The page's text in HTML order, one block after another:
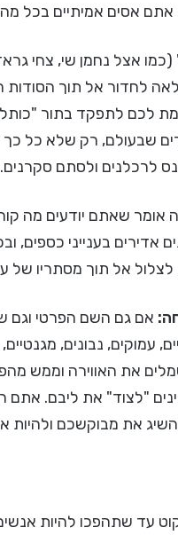
אסים אמיתיים בכל מה
אצל נחמן שי, צחי גראד
לחדור אל תוך
לכם לתפקד בתור
שבעולם, רק שלא כל
לרכלנים ולסתם סקרנים.
שאתם יודעים מה
אדירים בענייני כספים,
לצלול אל תוך מסתריו של
אם גם השם הפרטי וגם
נבונים, מגנטיים,
את האווירה וממש
"לצוד" את ליבם. אתם
את מבוקשכם
עד שתהפכו להיות